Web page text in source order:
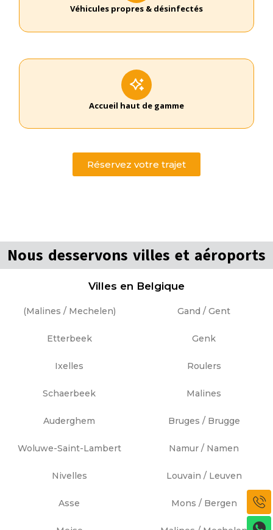
Véhicules propres & désinfectés
Accueil haut de gamme
Réservez votre trajet
Nous desservons villes et aéroports
Villes en Belgique
(Malines / Mechelen)
Etterbeek
Ixelles
Schaerbeek
Auderghem
Woluwe-Saint-Lambert
Nivelles
Asse
Gand / Gent
Genk
Roulers
Malines
Bruges / Brugge
Namur / Namen
Louvain / Leuven
Mons / Bergen